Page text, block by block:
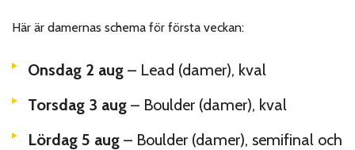
Här är damernas schema för första veckan:
Onsdag 2 aug – Lead (damer), kval
Torsdag 3 aug – Boulder (damer), kval
Lördag 5 aug – Boulder (damer), semifinal och